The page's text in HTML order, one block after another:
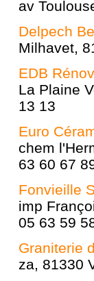
av
Delpech
Milhavet,
EDB
La Plaine
13 13
Euro
chem
63 60 67
Fonvieille
imp
05 63 59
Graniterie
za, 81330